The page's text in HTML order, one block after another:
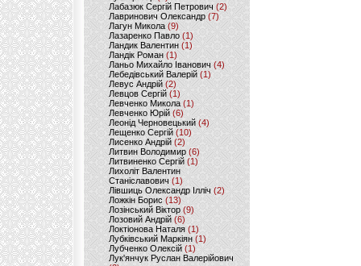
Лабазюк Сергій Петрович (2)
Лавринович Олександр(7)
Лагун Микола(9)
Лазаренко Павло (1)
Ландик Валентин (1)
Ландік Роман (1)
Ланьо Михайло Іванович(4)
Лебедівський Валерій(1)
Левус Андрій(2)
Левцов Сергій (1)
Левченко Микола (1)
Левченко Юрій (6)
Леонід Черновецький (4)
Лещенко Сергій (10)
Лисенко Андрій (2)
Литвин Володимир (6)
Литвиненко Сергій (1)
Лихоліт Валентин
Станіславович (1)
Лівшиць Олександр Ілліч (2)
Ложкін Борис(13)
Лозінський Віктор(9)
Лозовий Андрій (6)
Локтіонова Наталя (1)
Лубківський Маркіян(1)
Лубченко Олексій (1)
Лук'янчук Руслан Валерійович